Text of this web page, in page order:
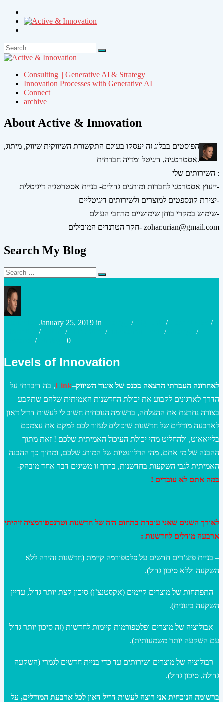
Search
for:
Search
Consulting || Generative AI & Strategy
Innovation Processes with Generative AI
Connect
archive
About Active & Innovation
הפוסטים בבלוג זה יעסקו בעולם התקשורת השיווקית שיווק, מיתוג,
אסטרטגיה, דיגיטל ומדיה חברתית.
השירותים שלי :
ייעוץ אסטרטגי לחברות ומותגים גדולים- בניית אסטרטגיה דיגיטלית-
יצירת קונספטים למוצרים ולשירותים דיגיטליים-
שימוש במקרי בוחן שימושיים מרחבי העולם-
חקר הטרנדים המובילים- zohar.urian@gmail.com
Search My Blog
Search
for:
Search
January 25, 2019 in
in
/ /
/
/ / / /
/
/ 0
Levels of Innovation
לאחרונה העברתי הרצאה בכנס של איגוד השיווק–
Link, בה דיברתי על
הדרך לארגונים לקבוע את יכולת החדשנות האמיתית שלהם שתקבע
בצורה נחרצת את ההצלחה, ברשומה הנוכחית חשוב לי לעשות דריל דאון
לארבעה מודלים של חדשנות שיכולים לעזור לכם למקם את עצמכם
בלייאאוט, ולהחליט מהי יכולת העיכול האמיתית שלכם ! זאת מתוך
ההבנה של מי אתם, מהי הרלוונטיות של המותג שלכם, ומתוך כך ההבנה
האמיתית לגבי השקעות בחדשנות, בדרך זו משיגים דבר אחד מובהק-
במה אתם לא עובדים !
לאורך השנים שאני עובדת בתחום הזה של חדשנות וטרנספורמציה זיהיתי
ארבעה מודלים לחדשנות :
– בניית פיצ’רים חדשים על פלטפורמה קיימת (חדשנות זהירה ללא
השקעה וללא סיכון גדול).
– התפתחות של מוצרים קיימים (אקסטנצ’ן) סיכון קצת יותר גדול, עדיין
השקעה בינונית).
– אבולוציה של מוצרים ופלטפורמות קיימות לחדשות (זה סיכון יותר גדול
עם השקעה יותר משמעותית).
– רבולוציה של מוצרים ושירותים עד כדי בניית חדשים לגמרי (השקעה
גדולה, סיכון גדול).
ברשומה הנוכחית אני רוצה לעשות דריל דאון לכל ארבעת המודלים, על